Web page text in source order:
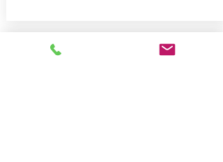
Idioma e Comunicação